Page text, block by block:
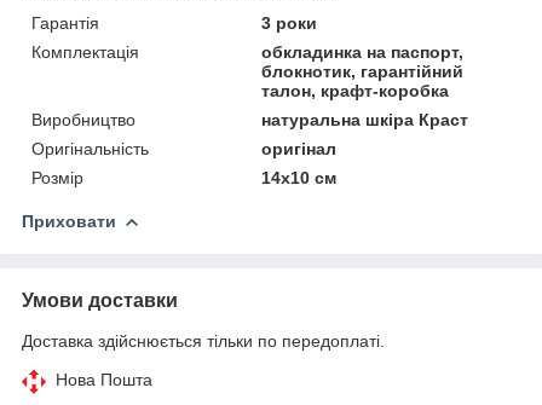
Гарантія
3 роки
Комплектація
обкладинка на паспорт,
блокнотик, гарантійний
талон, крафт-коробка
Виробництво
натуральна шкіра Краст
Оригінальність
оригінал
Розмір
14x10 см
Приховати
Умови доставки
Доставка здійснюється тільки по передоплаті.
Нова Пошта